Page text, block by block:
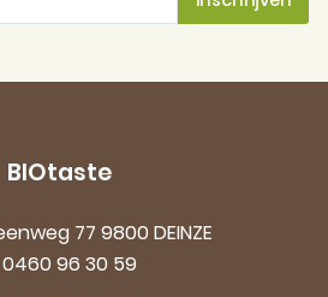
BIOtaste
77 9800 DEINZE
0460 96 30 59